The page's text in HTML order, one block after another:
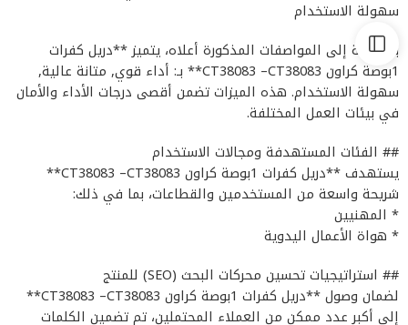
سهولة الاستخدام
بالإضافة إلى المواصفات المذكورة أعلاه، يتميز **دريل كفرات
1بوصة كراون CT38083 –CT38083** بـ: أداء قوي, متانة عالية,
سهولة الاستخدام. هذه الميزات تضمن أقصى درجات الأداء والأمان
في بيئات العمل المختلفة.
## الفئات المستهدفة ومجالات الاستخدام
يستهدف **دريل كفرات 1بوصة كراون CT38083 –CT38083**
شريحة واسعة من المستخدمين والقطاعات، بما في ذلك:
* المهنيين
* هواة الأعمال اليدوية
## استراتيجيات تحسين محركات البحث (SEO) للمنتج
لضمان وصول **دريل كفرات 1بوصة كراون CT38083 –CT38083**
إلى أكبر عدد ممكن من العملاء المحتملين، تم تضمين الكلمات